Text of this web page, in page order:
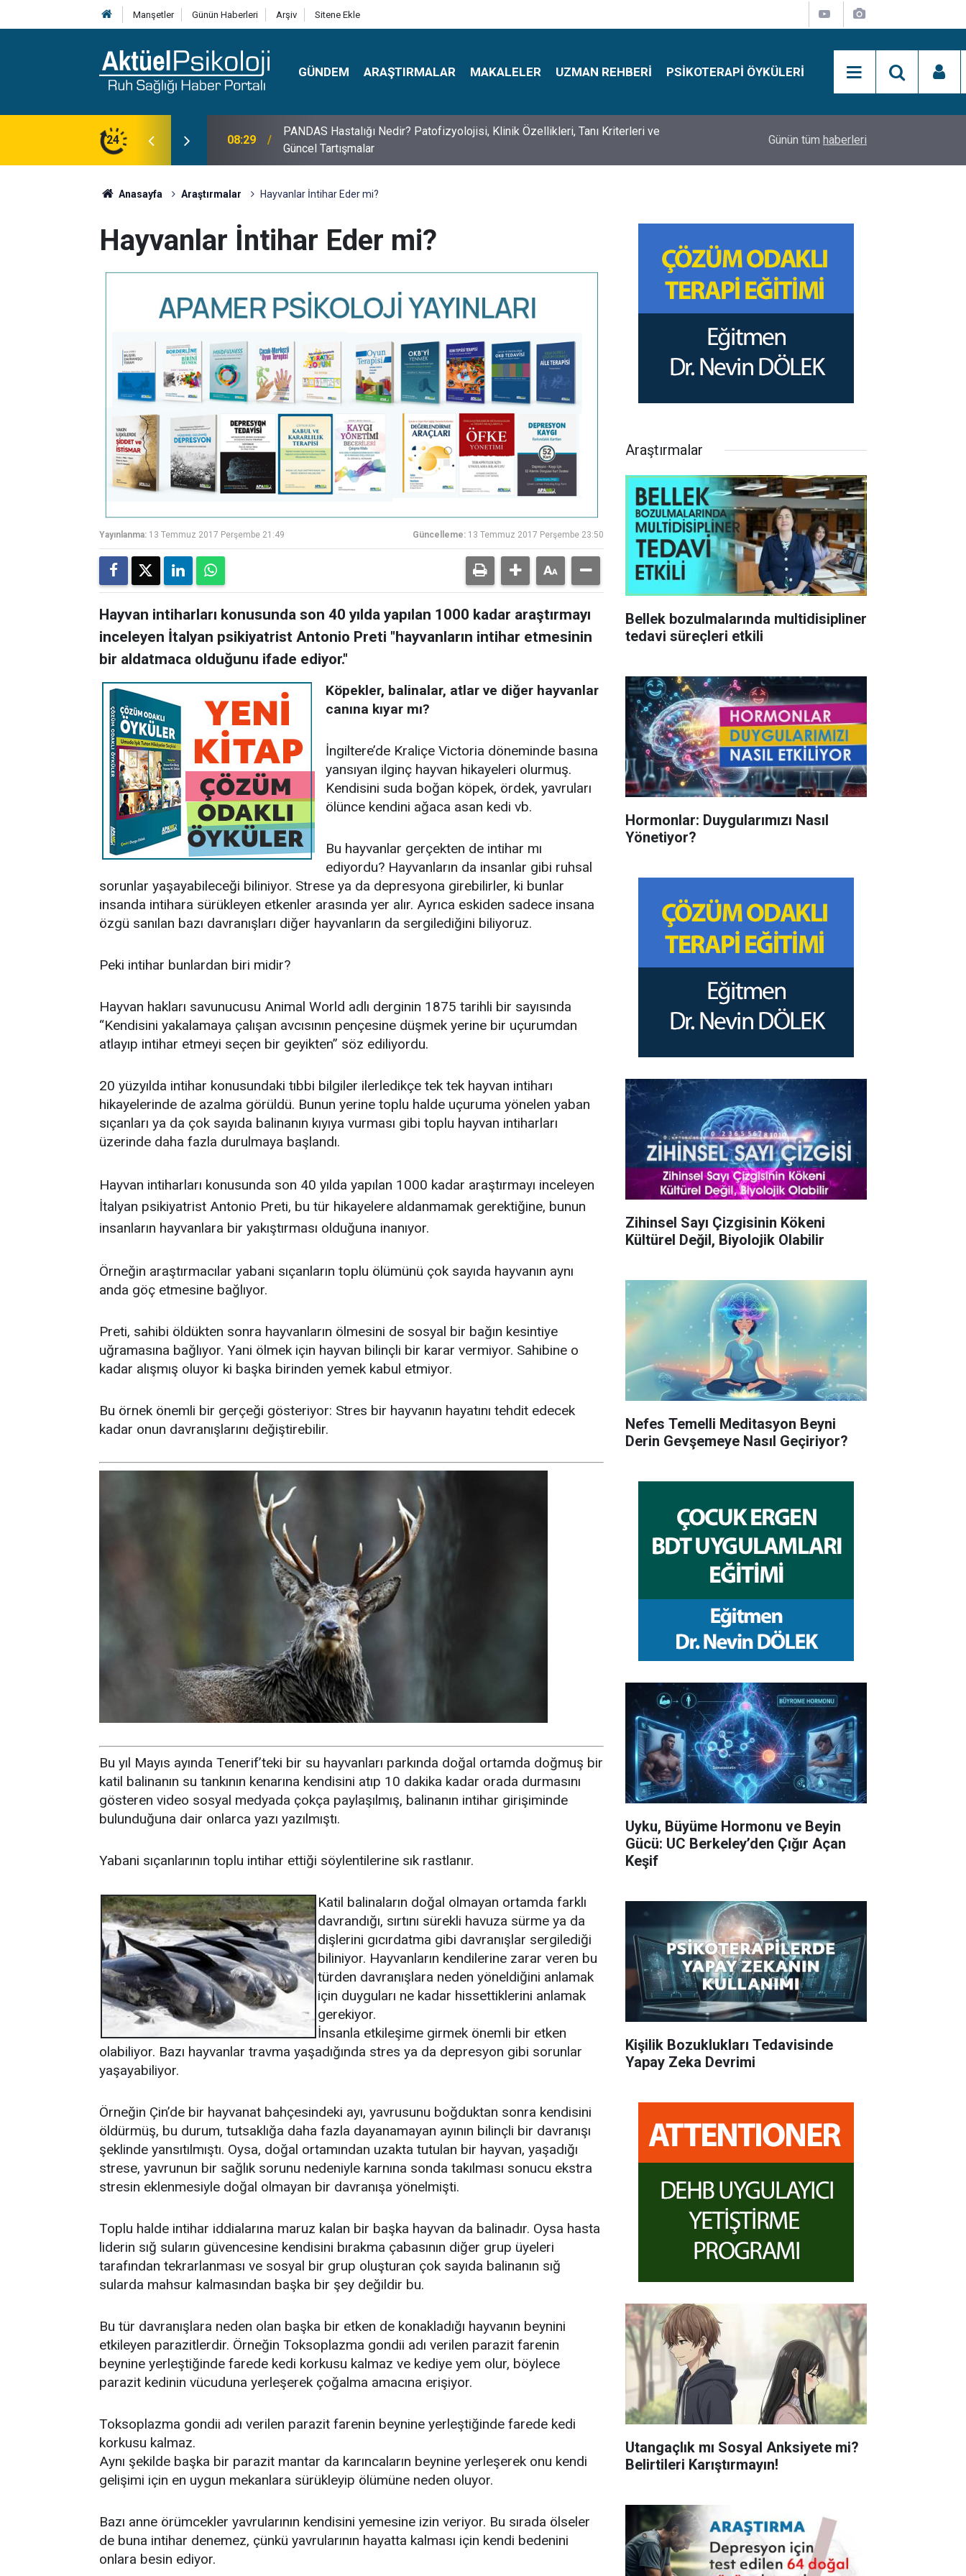
Manşetler Günün Haberleri Arşiv Sitene Ekle
GÜNDEM ARAŞTIRMALAR MAKALELER UZMAN REHBERI PSIKOTERAPI ÖYKÜLERI
24
Klinik Özellikleri, Tanı Kriterleri ve
10:30 10 Mayıs Psikologlar Günü Nasıl Ortaya Çıktı? 10 Mayıs Tarihinin Hikayesi Simon Says Dikkat Programı Nedir?
Günün tüm haberleri
Anasayfa Araştırmalar Hayvanlar İntihar Eder mi?
Hayvanlar İntihar Eder mi?
Yayınlanma: 13 Temmuz 2017 Perşembe 21:49 Güncelleme: 13 Temmuz 2017 Perşembe 23:50
Hayvan intiharları konusunda son 40 yılda yapılan 1000 kadar araştırmayı
inceleyen İtalyan psikiyatrist Antonio Preti "hayvanların intihar etmesinin
bir aldatmaca olduğunu ifade ediyor."
Köpekler, balinalar, atlar ve diğer hayvanlar
canına kıyar mı?
İngiltere’de Kraliçe Victoria döneminde basına
yansıyan ilginç hayvan hikayeleri olurmuş.
Kendisini suda boğan köpek, ördek, yavruları
ölünce kendini ağaca asan kedi vb.
Bu hayvanlar gerçekten de intihar mı
ediyordu? Hayvanların da insanlar gibi ruhsal
sorunlar yaşayabileceği biliniyor. Strese ya da depresyona girebilirler, ki bunlar
insanda intihara sürükleyen etkenler arasında yer alır. Ayrıca eskiden sadece insana
özgü sanılan bazı davranışları diğer hayvanların da sergilediğini biliyoruz.
Peki intihar bunlardan biri midir?
Hayvan hakları savunucusu Animal World adlı derginin 1875 tarihli bir sayısında
“Kendisini yakalamaya çalışan avcısının pençesine düşmek yerine bir uçurumdan
atlayıp intihar etmeyi seçen bir geyikten” söz ediliyordu.
20 yüzyılda intihar konusundaki tıbbi bilgiler ilerledikçe tek tek hayvan intiharı
hikayelerinde de azalma görüldü. Bunun yerine toplu halde uçuruma yönelen yaban
sıçanları ya da çok sayıda balinanın kıyıya vurması gibi toplu hayvan intiharları
üzerinde daha fazla durulmaya başlandı.
Hayvan intiharları konusunda son 40 yılda yapılan 1000 kadar araştırmayı inceleyen
İtalyan psikiyatrist Antonio Preti, bu tür hikayelere aldanmamak gerektiğine, bunun
insanların hayvanlara bir yakıştırması olduğuna inanıyor.
Örneğin araştırmacılar yabani sıçanların toplu ölümünü çok sayıda hayvanın aynı
anda göç etmesine bağlıyor.
Preti, sahibi öldükten sonra hayvanların ölmesini de sosyal bir bağın kesintiye
uğramasına bağlıyor. Yani ölmek için hayvan bilinçli bir karar vermiyor. Sahibine o
kadar alışmış oluyor ki başka birinden yemek kabul etmiyor.
Bu örnek önemli bir gerçeği gösteriyor: Stres bir hayvanın hayatını tehdit edecek
kadar onun davranışlarını değiştirebilir.
Bu yıl Mayıs ayında Tenerif’teki bir su hayvanları parkında doğal ortamda doğmuş bir
katil balinanın su tankının kenarına kendisini atıp 10 dakika kadar orada durmasını
gösteren video sosyal medyada çokça paylaşılmış, balinanın intihar girişiminde
bulunduğuna dair onlarca yazı yazılmıştı.
Yabani sıçanlarının toplu intihar ettiği söylentilerine sık rastlanır.
Katil balinaların doğal olmayan ortamda farklı
davrandığı, sırtını sürekli havuza sürme ya da
dişlerini gıcırdatma gibi davranışlar sergilediği
biliniyor. Hayvanların kendilerine zarar veren bu
türden davranışlara neden yöneldiğini anlamak
için duyguları ne kadar hissettiklerini anlamak
gerekiyor.
İnsanla etkileşime girmek önemli bir etken
olabiliyor. Bazı hayvanlar travma yaşadığında stres ya da depresyon gibi sorunlar
yaşayabiliyor.
Örneğin Çin’de bir hayvanat bahçesindeki ayı, yavrusunu boğduktan sonra kendisini
öldürmüş, bu durum, tutsaklığa daha fazla dayanamayan ayının bilinçli bir davranışı
şeklinde yansıtılmıştı. Oysa, doğal ortamından uzakta tutulan bir hayvan, yaşadığı
strese, yavrunun bir sağlık sorunu nedeniyle karnına sonda takılması sonucu ekstra
stresin eklenmesiyle doğal olmayan bir davranışa yönelmişti.
Toplu halde intihar iddialarına maruz kalan bir başka hayvan da balinadır. Oysa hasta
liderin sığ suların güvencesine kendisini bırakma çabasının diğer grup üyeleri
tarafından tekrarlanması ve sosyal bir grup oluşturan çok sayıda balinanın sığ
sularda mahsur kalmasından başka bir şey değildir bu.
Bu tür davranışlara neden olan başka bir etken de konakladığı hayvanın beynini
etkileyen parazitlerdir. Örneğin Toksoplazma gondii adı verilen parazit farenin
beynine yerleştiğinde farede kedi korkusu kalmaz ve kediye yem olur, böylece
parazit kedinin vücuduna yerleşerek çoğalma amacına erişiyor.
Toksoplazma gondii adı verilen parazit farenin beynine yerleştiğinde farede kedi
korkusu kalmaz.
Aynı şekilde başka bir parazit mantar da karıncaların beynine yerleşerek onu kendi
gelişimi için en uygun mekanlara sürükleyip ölümüne neden oluyor.
Bazı anne örümcekler yavrularının kendisini yemesine izin veriyor. Bu sırada ölseler
de buna intihar denemez, çünkü yavrularının hayatta kalması için kendi bedenini
onlara besin ediyor.
Araştırmalar
Bellek bozulmalarında multidisipliner
tedavi süreçleri etkili
Hormonlar: Duygularımızı Nasıl
Yönetiyor?
Zihinsel Sayı Çizgisinin Kökeni
Kültürel Değil, Biyolojik Olabilir
Nefes Temelli Meditasyon Beyni
Derin Gevşemeye Nasıl Geçiriyor?
Uyku, Büyüme Hormonu ve Beyin
Gücü: UC Berkeley’den Çığır Açan
Keşif
Kişilik Bozuklukları Tedavisinde
Yapay Zeka Devrimi
Utangaçlık mı Sosyal Anksiyete mi?
Belirtileri Karıştırmayın!